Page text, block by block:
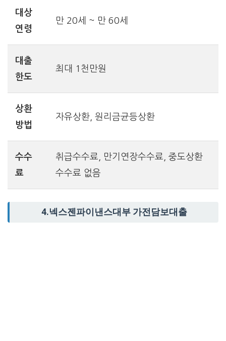
대상
연령
만 20세 ~ 만 60세
대출
한도
최대 1천만원
상환
방법
자유상환, 원리금균등상환
수수
료
취급수수료, 만기연장수수료, 중도상환
수수료 없음
4.넥스젠파이낸스대부 가전담보대출